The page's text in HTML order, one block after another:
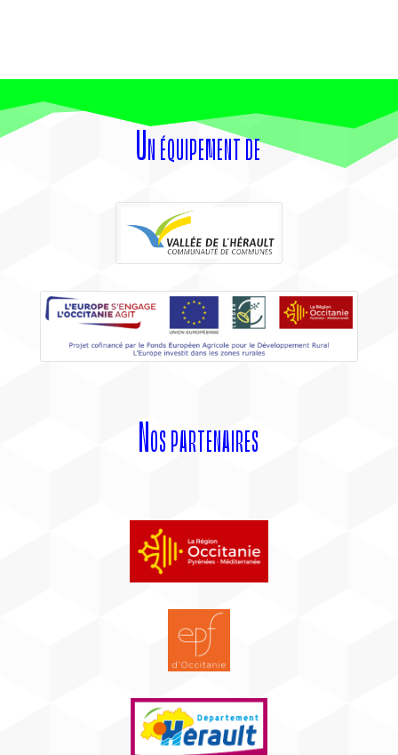
Un équipement de
Nos partenaires